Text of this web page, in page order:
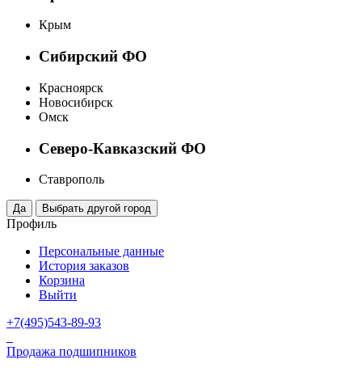
Крым
Сибирский ФО
Красноярск
Новосибирск
Омск
Северо-Кавказский ФО
Ставрополь
Профиль
Персональные данные
История заказов
Корзина
Выйти
+7(495)543-89-93
Продажа подшипников